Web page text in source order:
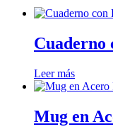
Cuaderno
Leer más
Mug en